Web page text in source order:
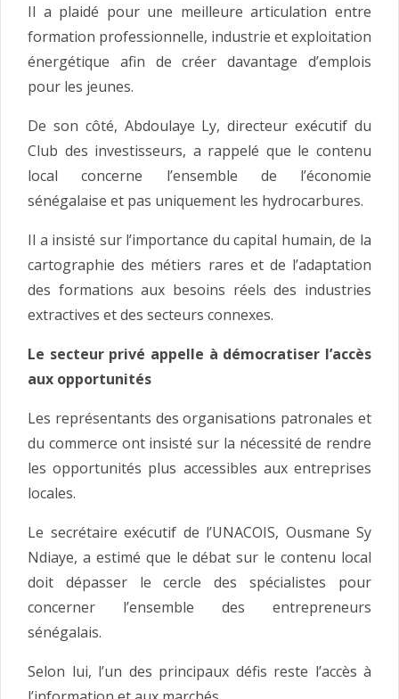
Il a plaidé pour une meilleure articulation entre
formation professionnelle, industrie et exploitation
énergétique afin de créer davantage d’emplois
pour les jeunes.
De son côté, Abdoulaye Ly, directeur exécutif du
Club des investisseurs, a rappelé que le contenu
local concerne l’ensemble de l’économie
sénégalaise et pas uniquement les hydrocarbures.
Il a insisté sur l’importance du capital humain, de la
cartographie des métiers rares et de l’adaptation
des formations aux besoins réels des industries
extractives et des secteurs connexes.
Le secteur privé appelle à démocratiser l’accès
aux opportunités
Les représentants des organisations patronales et
du commerce ont insisté sur la nécessité de rendre
les opportunités plus accessibles aux entreprises
locales.
Le secrétaire exécutif de l’UNACOIS, Ousmane Sy
Ndiaye, a estimé que le débat sur le contenu local
doit dépasser le cercle des spécialistes pour
concerner l’ensemble des entrepreneurs
sénégalais.
Selon lui, l’un des principaux défis reste l’accès à